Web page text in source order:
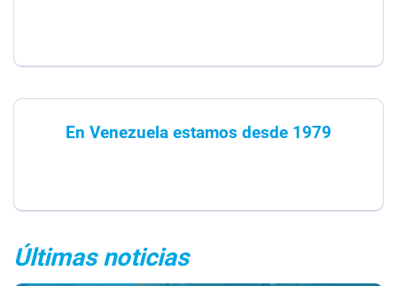
En Venezuela estamos desde 1979
Últimas noticias